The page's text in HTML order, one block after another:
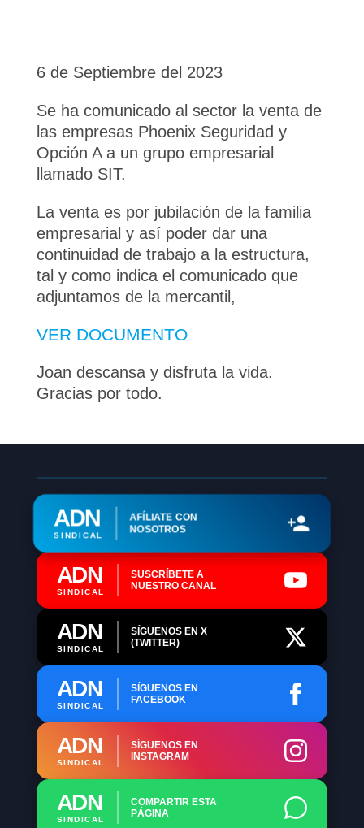
6 de Septiembre del 2023
Se ha comunicado al sector la venta de
las empresas Phoenix Seguridad y
Opción A a un grupo empresarial
llamado SIT.
La venta es por jubilación de la familia
empresarial y así poder dar una
continuidad de trabajo a la estructura,
tal y como indica el comunicado que
adjuntamos de la mercantil,
VER DOCUMENTO
Joan descansa y disfruta la vida.
Gracias por todo.
ADN
SINDICAL
AFÍLIATE CON
NOSOTROS
ADN
SINDICAL
SUSCRÍBETE A
NUESTRO CANAL
ADN
SINDICAL
SÍGUENOS EN X
(TWITTER)
ADN
SINDICAL
SÍGUENOS EN
FACEBOOK
ADN
SINDICAL
SÍGUENOS EN
INSTAGRAM
ADN
SINDICAL
COMPARTIR ESTA
PÁGINA